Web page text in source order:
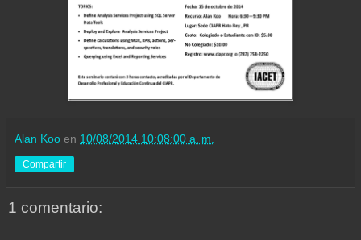
Alan Koo en 10/08/2014 10:08:00 a. m.
Compartir
1 comentario: